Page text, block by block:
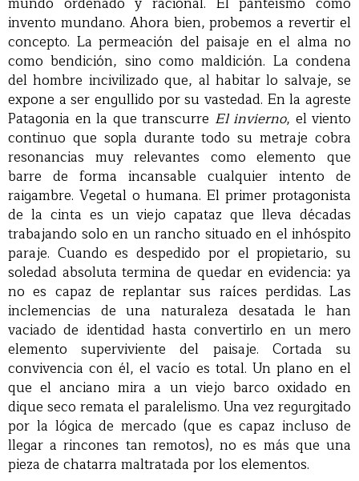
invento mundano. Ahora bien, probemos a revertir el
concepto. La permeación del paisaje en el alma no
como bendición, sino como maldición. La condena
del hombre incivilizado que, al habitar lo salvaje, se
expone a ser engullido por su vastedad. En la agreste
Patagonia en la que transcurre El invierno, el viento
continuo que sopla durante todo su metraje cobra
resonancias muy relevantes como elemento que
barre de forma incansable cualquier intento de
raigambre. Vegetal o humana. El primer protagonista
de la cinta es un viejo capataz que lleva décadas
trabajando solo en un rancho situado en el inhóspito
paraje. Cuando es despedido por el propietario, su
soledad absoluta termina de quedar en evidencia: ya
no es capaz de replantar sus raíces perdidas. Las
inclemencias de una naturaleza desatada le han
vaciado de identidad hasta convertirlo en un mero
elemento superviviente del paisaje. Cortada su
convivencia con él, el vacío es total. Un plano en el
que el anciano mira a un viejo barco oxidado en
dique seco remata el paralelismo. Una vez regurgitado
por la lógica de mercado (que es capaz incluso de
llegar a rincones tan remotos), no es más que una
pieza de chatarra maltratada por los elementos.